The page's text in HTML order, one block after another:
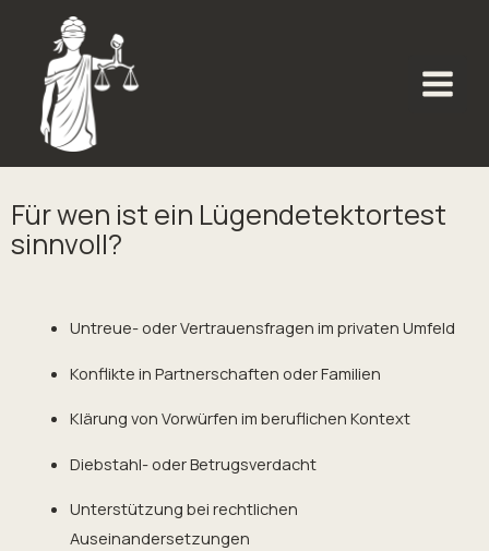
springen
Für wen ist ein Lügendetektortest
sinnvoll?
Untreue- oder Vertrauensfragen im privaten Umfeld
Konflikte in Partnerschaften oder Familien
Klärung von Vorwürfen im beruflichen Kontext
Diebstahl- oder Betrugsverdacht
Unterstützung bei rechtlichen
Auseinandersetzungen